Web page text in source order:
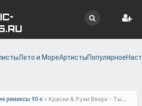
Лето и МореАртистыПопулярное
ремиксы 90-х » Краски & Руки Вверх - Ты должен знать (DJ Vini Remix)